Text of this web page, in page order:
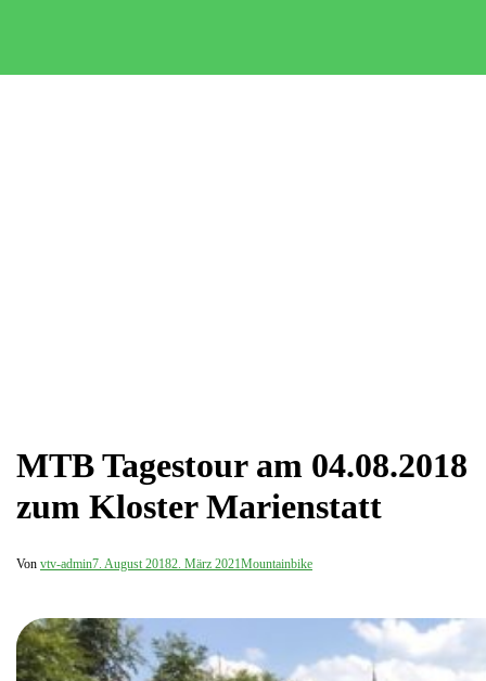
MTB Tagestour am 04.08.2018
zum Kloster Marienstatt
Von vtv-admin7. August 20182. März 2021Mountainbike